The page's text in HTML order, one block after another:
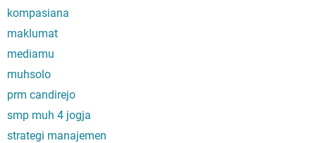
kompasiana
maklumat
mediamu
muhsolo
prm candirejo
smp muh 4 jogja
strategi manajemen